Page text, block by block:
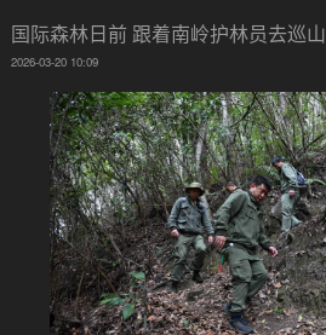
国际森林日前 跟着南岭护林员去巡山
2026-03-20 10:09